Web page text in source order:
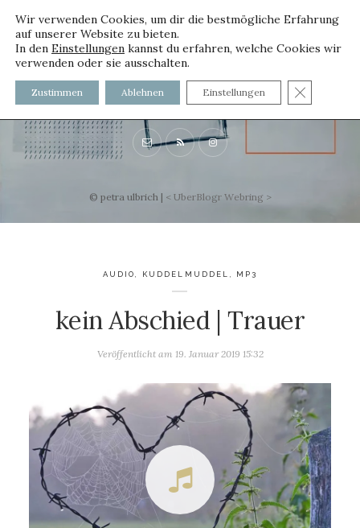
voller worte
mit und ohne Innenfutter
© petra ulbrich | < UberBlogr Webring >
AUDIO KUDDELMUDDEL MP3
kein Abschied | Trauer
Veröffentlicht am 19. Januar 2019 15:32
Wir verwenden Cookies, um dir die bestmögliche Erfahrung
auf unserer Website zu bieten.
In den Einstellungen kannst du erfahren, welche Cookies wir
verwenden oder sie ausschalten.
Zustimmen Ablehnen Einstellungen GDPR